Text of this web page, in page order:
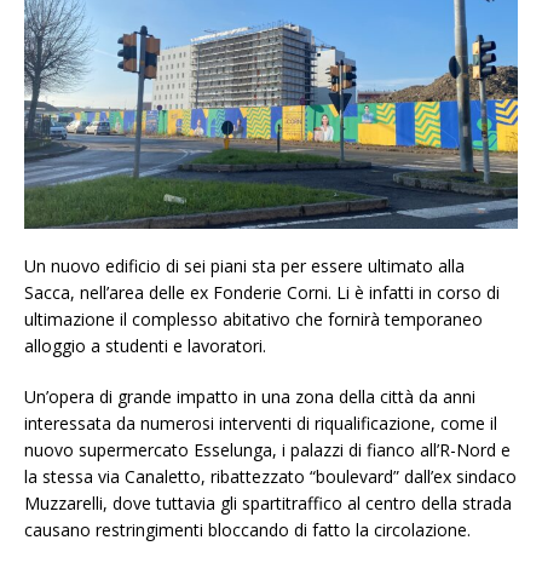
Un nuovo edificio di sei piani sta per essere ultimato alla
Sacca, nell’area delle ex Fonderie Corni. Li è infatti in corso di
ultimazione il complesso abitativo che fornirà temporaneo
alloggio a studenti e lavoratori.
Un’opera di grande impatto in una zona della città da anni
interessata da numerosi interventi di riqualificazione, come il
nuovo supermercato Esselunga, i palazzi di fianco all’R-Nord e
la stessa via Canaletto, ribattezzato “boulevard” dall’ex sindaco
Muzzarelli, dove tuttavia gli spartitraffico al centro della strada
causano restringimenti bloccando di fatto la circolazione.